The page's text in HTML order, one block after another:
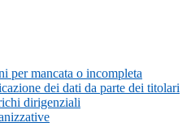
per mancata o incompleta
dei dati da parte dei titolari
dirigenziali